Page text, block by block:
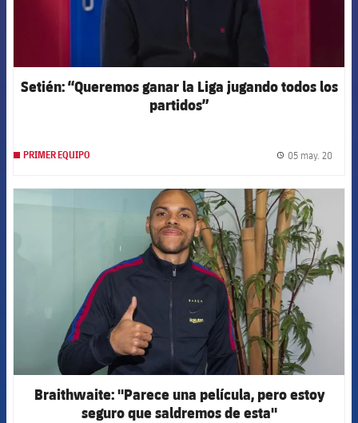
Setién: “Queremos ganar la Liga jugando todos los
partidos”
PRIMER EQUIPO 05 may. 20
FCB Barcelona badge
Braithwaite: "Parece una película, pero estoy
seguro que saldremos de esta"